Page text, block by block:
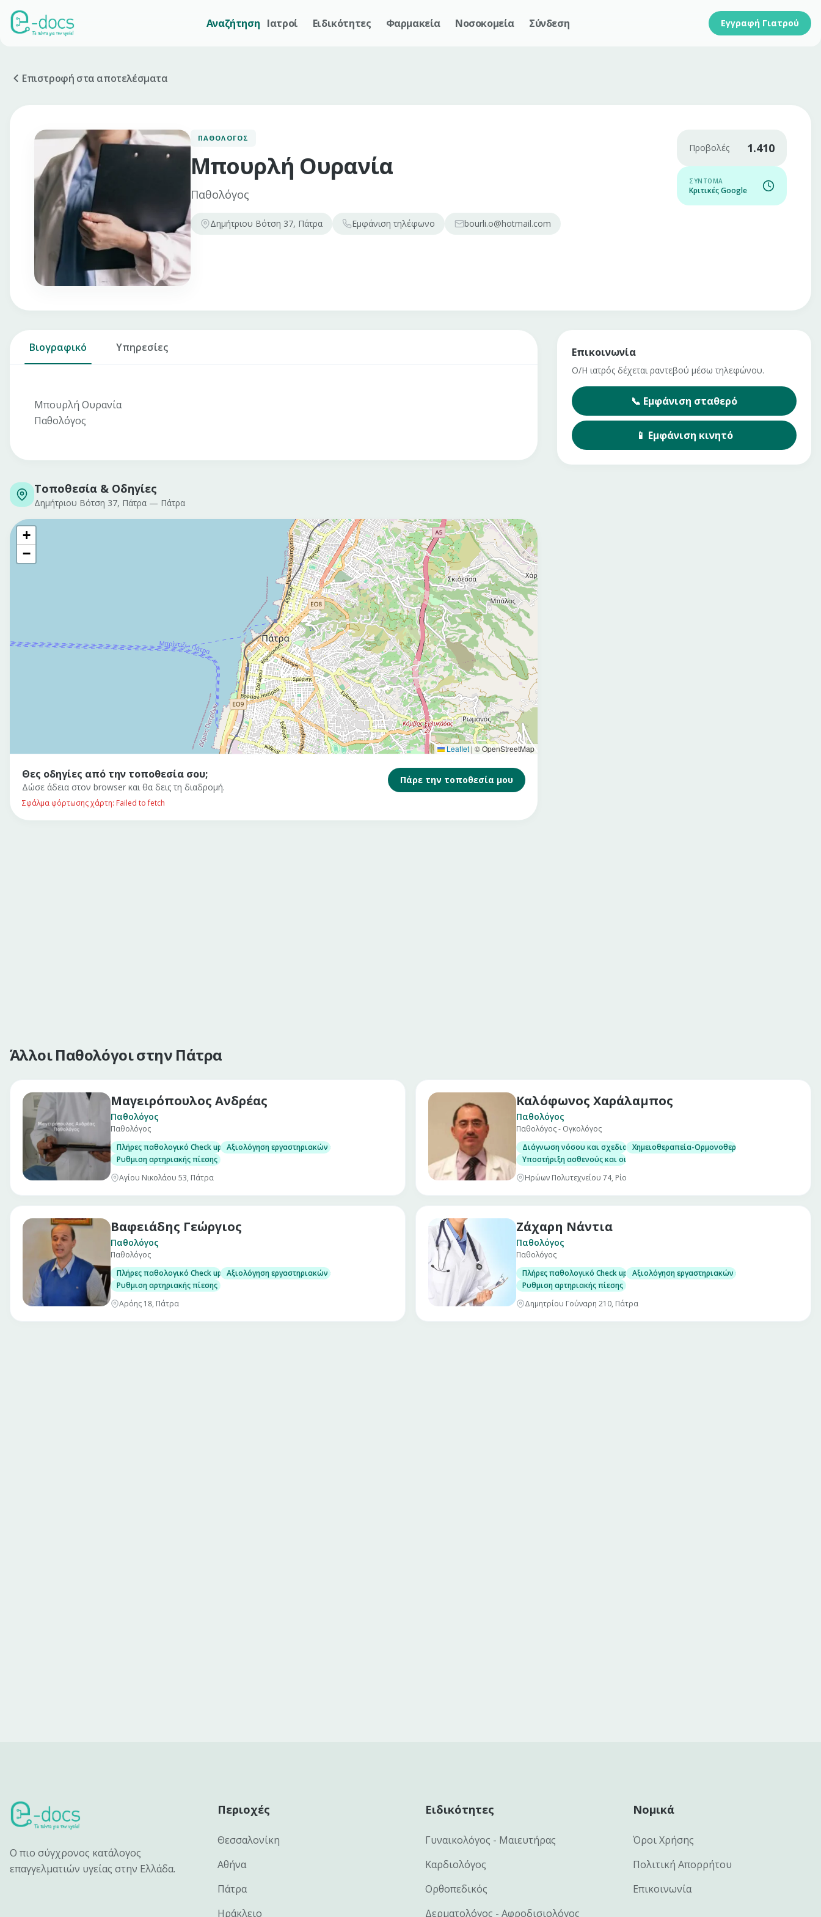
Αναζήτηση Ιατροί Ειδικότητες Φαρμακεία Νοσοκομεία Σύνδεση Εγγραφή Γιατρού
Επιστροφή στα αποτελέσματα
ΠΑΘΟΛΌΓΟΣ
Μπουρλή Ουρανία
Παθολόγος
Δημήτριου Βότση 37, Πάτρα Εμφάνιση τηλέφωνο bourli.o@hotmail.com
Προβολές 1.410
ΣΎΝΤΟΜΑ
Κριτικές Google
Βιογραφικό Υπηρεσίες
Μπουρλή Ουρανία
Παθολόγος
Τοποθεσία & Οδηγίες
Δημήτριου Βότση 37, Πάτρα — Πάτρα
+
−
Leaflet | © OpenStreetMap
Θες οδηγίες από την τοποθεσία σου;
Δώσε άδεια στον browser και θα δεις τη διαδρομή.
Πάρε την τοποθεσία μου
Σφάλμα φόρτωσης χάρτη: Failed to fetch
Επικοινωνία
Ο/Η ιατρός δέχεται ραντεβού μέσω τηλεφώνου.
📞 Εμφάνιση σταθερό
📱 Εμφάνιση κινητό
Άλλοι Παθολόγοι στην Πάτρα
Μαγειρόπουλος Ανδρέας
Παθολόγος
Παθολόγος
Πλήρες παθολογικό Check up σε άνδρες και γυναίκες
Αξιολόγηση εργαστηριακών εξετάσεων
Ρυθμιση αρτηριακής πίεσης
Αγίου Νικολάου 53, Πάτρα
Καλόφωνος Χαράλαμπος
Παθολόγος
Παθολόγος - Ογκολόγος
Διάγνωση νόσου και σχεδιασμός θεραπευτικού σχήματος
Χημειοθεραπεία-Ορμονοθεραπεία-Βιολογικοί
Υποστήριξη ασθενούς και οικογένειας
Ηρώων Πολυτεχνείου 74, Ρίο
Βαφειάδης Γεώργιος
Παθολόγος
Παθολόγος
Πλήρες παθολογικό Check up σε άνδρες και γυναίκες
Αξιολόγηση εργαστηριακών εξετάσεων
Ρυθμιση αρτηριακής πίεσης
Αρόης 18, Πάτρα
Ζάχαρη Νάντια
Παθολόγος
Παθολόγος
Πλήρες παθολογικό Check up σε άνδρες και γυναίκες
Αξιολόγηση εργαστηριακών εξετάσεων
Ρυθμιση αρτηριακής πίεσης
Δημητρίου Γούναρη 210, Πάτρα
Ο πιο σύγχρονος κατάλογος
επαγγελματιών υγείας στην Ελλάδα.
Περιοχές
Θεσσαλονίκη
Αθήνα
Πάτρα
Ηράκλειο
Ειδικότητες
Γυναικολόγος - Μαιευτήρας
Καρδιολόγος
Ορθοπεδικός
Δερματολόγος - Αφροδισιολόγος
Νομικά
Όροι Χρήσης
Πολιτική Απορρήτου
Επικοινωνία